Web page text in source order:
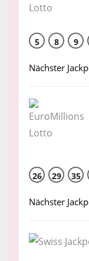
5 8 9
Nächster
26 29 35
Nächster